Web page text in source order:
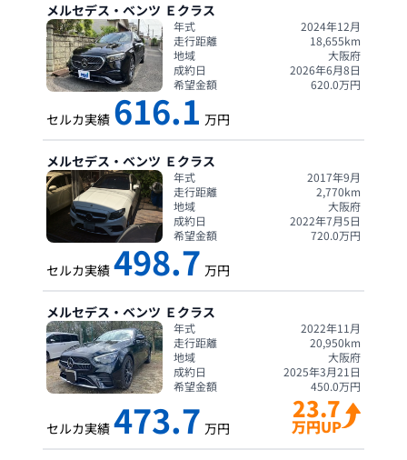
メルセデス・ベンツ Ｅクラス
年式
2024年12月
走行距離
18,655km
地域
大阪府
成約日
2026年6月8日
希望金額
620.0万円
セルカ実績 616.1 万円
メルセデス・ベンツ Ｅクラス
年式
2017年9月
走行距離
2,770km
地域
大阪府
成約日
2022年7月5日
希望金額
720.0万円
セルカ実績 498.7 万円
メルセデス・ベンツ Ｅクラス
年式
2022年11月
走行距離
20,950km
地域
大阪府
成約日
2025年3月21日
希望金額
450.0万円
セルカ実績 473.7 万円
23.7
万円UP